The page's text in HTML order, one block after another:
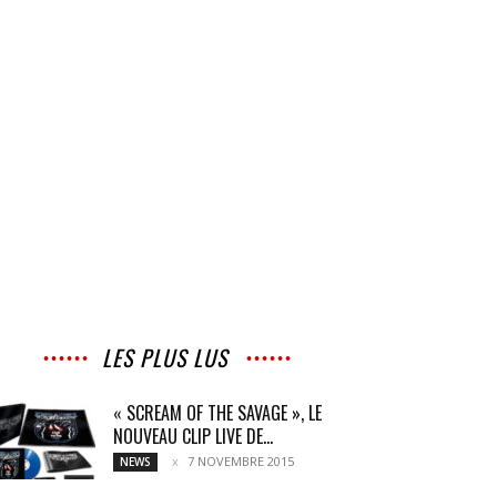
LES PLUS LUS
« SCREAM OF THE SAVAGE », LE
NOUVEAU CLIP LIVE DE...
NEWS 7 NOVEMBRE 2015